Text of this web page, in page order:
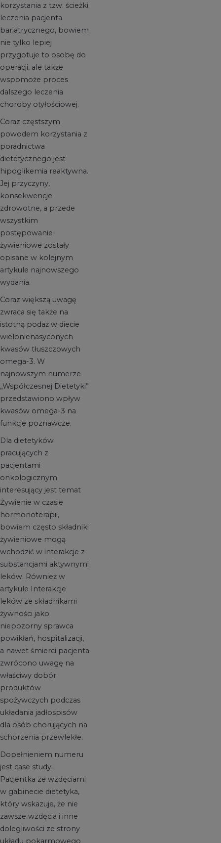
korzystania z tzw. ścieżki
leczenia pacjenta
bariatrycznego, bowiem
nie tylko lepiej
przygotuje to osobę do
operacji, ale także
wspomoże proces
dalszego leczenia
choroby otyłościowej.
Coraz częstszym
powodem korzystania z
poradnictwa
dietetycznego jest
hipoglikemia reaktywna.
Jej przyczyny,
konsekwencje
zdrowotne, a przede
wszystkim
postępowanie
żywieniowe zostały
opisane w kolejnym
artykule najnowszego
wydania.
Coraz większą uwagę
zwraca się także na
istotną podaż w diecie
wielonienasyconych
kwasów tłuszczowych
omega-3. W
najnowszym numerze
„Współczesnej Dietetyki”
przedstawiono wpływ
kwasów omega-3 na
funkcje poznawcze.
Dla dietetyków
pracujących z
pacjentami
onkologicznym
interesujący jest temat
Żywienie w czasie
hormonoterapii,
bowiem często składniki
żywieniowe mogą
wchodzić w interakcje z
substancjami aktywnymi
leków. Również w
artykule Interakcje
leków ze składnikami
żywności jako
niepozorny sprawca
powikłań, hospitalizacji,
a nawet śmierci pacjenta
zwrócono uwagę na
właściwy dobór
produktów
spożywczych podczas
układania jadłospisów
dla osób chorujących na
schorzenia przewlekłe.
Dopełnieniem numeru
jest case study:
Pacjentka ze wzdęciami
w gabinecie dietetyka,
który wskazuje, że nie
zawsze wzdęcia i inne
dolegliwości ze strony
układu pokarmowego